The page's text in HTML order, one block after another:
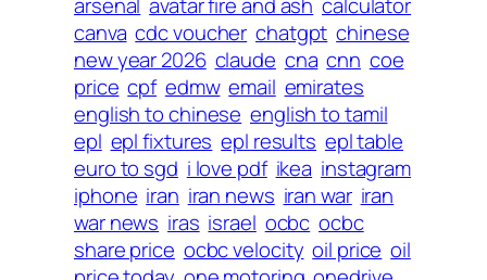
arsenal avatar fire and ash calculator
canva cdc voucher chatgpt chinese
new year 2026 claude cna cnn coe
price cpf edmw email emirates
english to chinese english to tamil
epl epl fixtures epl results epl table
euro to sgd i love pdf ikea instagram
iphone iran iran news iran war iran
war news iras israel ocbc ocbc
share price ocbc velocity oil price oil